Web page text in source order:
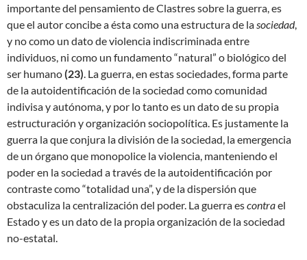
importante del pensamiento de Clastres sobre la guerra, es
que el autor concibe a ésta como una estructura de lasociedad,
y no como un dato de violencia indiscriminada entre
individuos, ni como un fundamento “natural” o biológico del
ser humano(23). La guerra, en estas sociedades, forma parte
de la autoidentificación de la sociedad como comunidad
indivisa y autónoma, y por lo tanto es un dato de su propia
estructuración y organización sociopolítica. Es justamente la
guerra la que conjura la división de la sociedad, la emergencia
de un órgano que monopolice la violencia, manteniendo el
poder en la sociedad a través de la autoidentificación por
contraste como “totalidad una”, y de la dispersión que
obstaculiza la centralización del poder. La guerra escontrael
Estado y es un dato de la propia organización de la sociedad
no-estatal.